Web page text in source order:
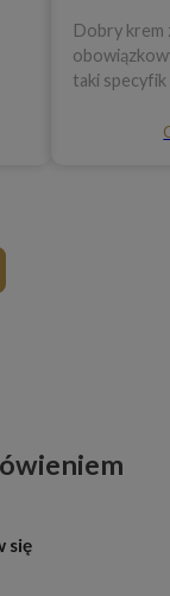
Dobry
taki specyfik
się